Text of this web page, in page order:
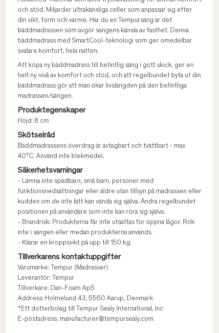
och stöd. Miljarder ultrakänsliga celler som anpassar sig efter
din vikt, form och värme. Har du en Tempursäng är det
bäddmadrassen som avgör sängens känsla av fasthet. Denna
bäddmadrass med SmartCool-teknologi som ger omedelbar
svalare komfort, hela natten.
Att köpa ny bäddmadrass till befintlig säng i gott skick, ger en
helt ny nivå av komfort och stöd, och att regelbundet byta ut din
bäddmadrass gör att man ökar livslängden på den befintliga
madrassen/sängen.
Produktegenskaper
Höjd: 8 cm
Skötselråd
Bäddmadrassens överdrag är avtagbart och tvättbart - max
40°C. Använd inte blekmedel.
Säkerhetsvarningar
- Lämna inte spädbarn, små barn, personer med
funktionsnedsättningar eller äldre utan tillsyn på madrassen eller
kudden om de inte lätt kan vända sig själva. Ändra regelbundet
positionen på användare som inte kan röra sig själva.
- Brandrisk: Produkterna får inte utsättas för öppna lågor. Rök
inte i sängen eller medan produkterna används.
- Klarar en kroppsvikt på upp till 150 kg.
Tillverkarens kontaktuppgifter
Varumärke: Tempur (Madrasser)
Leverantör: Tempur
Tillverkare: Dan-Foam ApS
Address: Holmelund 43, 5560 Aarup, Denmark
*Ett dotterbolag till Tempur Sealy International, Inc
E-postadress: manufacturer@tempursealy.com